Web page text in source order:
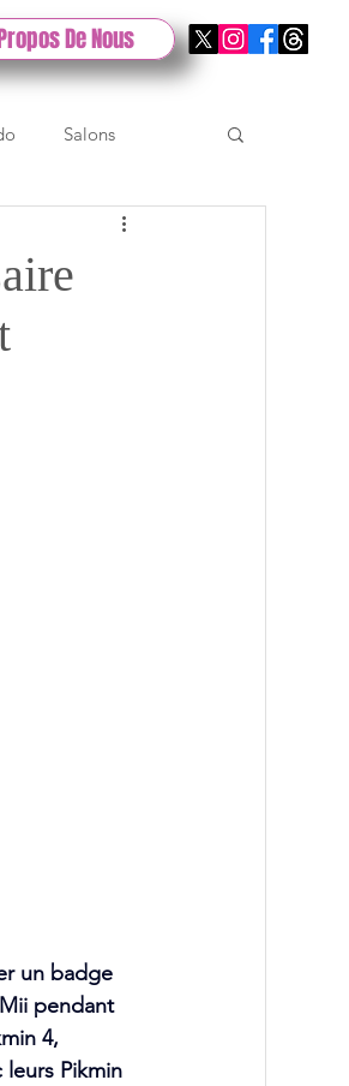
De Nous
Salons
Gamescom
un badge
pendant
4,
Pikmin